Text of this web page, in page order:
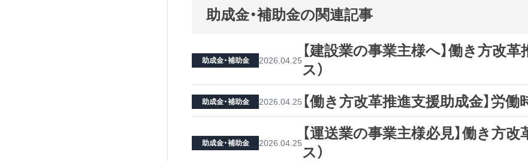
助成金・補助金の関連記事
【建設業の事業主様へ】働き方改
ス）
助成金・補助金 2026.04.25
【働き方改革推進支援助成金】労
助成金・補助金 2026.04.25
【運送業の事業主様必見】働き方
ス）
助成金・補助金 2026.04.25